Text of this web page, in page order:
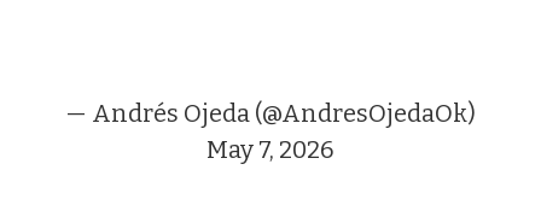
— Andrés Ojeda (@AndresOjedaOk)
May 7, 2026